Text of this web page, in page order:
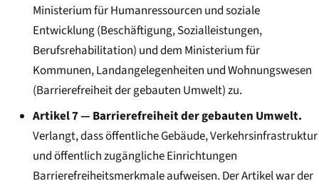
Ministerium für Humanressourcen und soziale
Entwicklung (Beschäftigung, Sozialleistungen,
Berufsrehabilitation) und dem Ministerium für
Kommunen, Landangelegenheiten und Wohnungswesen
(Barrierefreiheit der gebauten Umwelt) zu.
Artikel 7 — Barrierefreiheit der gebauten Umwelt.
Verlangt, dass öffentliche Gebäude, Verkehrsinfrastruktur
und öffentlich zugängliche Einrichtungen
Barrierefreiheitsmerkmale aufweisen. Der Artikel war der